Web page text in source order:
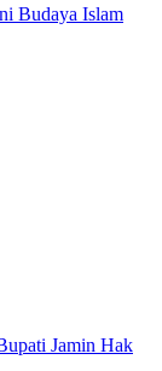
Budaya Islam
Jamin Hak